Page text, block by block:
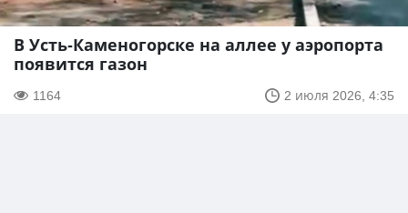
В Усть-Каменогорске на аллее у аэропорта
появится газон
1164 2 июля 2026, 4:35